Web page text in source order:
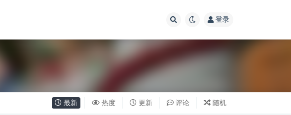
登录
最新 热度 更新 评论 随机